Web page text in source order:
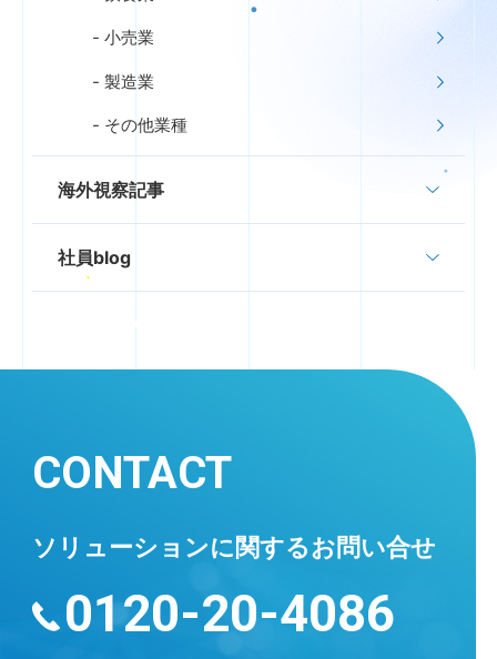
小売業
製造業
その他業種
海外視察記事
社員blog
CONTACT
ソリューションに関するお問い合せ
0120-20-4086